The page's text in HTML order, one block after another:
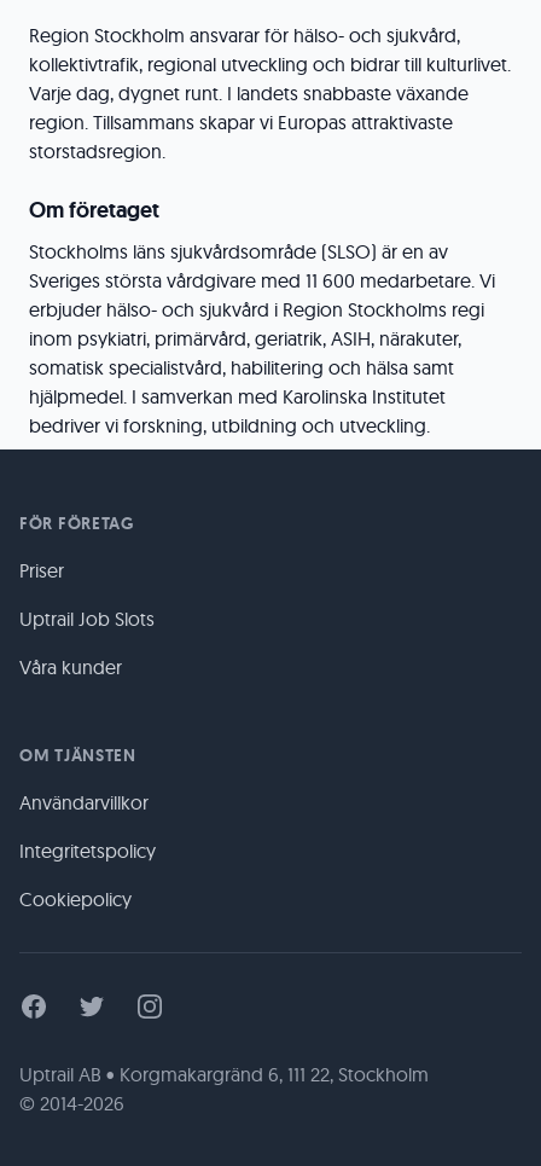
Region Stockholm ansvarar för hälso- och sjukvård,
kollektivtrafik, regional utveckling och bidrar till kulturlivet.
Varje dag, dygnet runt. I landets snabbaste växande
region. Tillsammans skapar vi Europas attraktivaste
storstadsregion.
Om företaget
Stockholms läns sjukvårdsområde (SLSO) är en av
Sveriges största vårdgivare med 11 600 medarbetare. Vi
erbjuder hälso- och sjukvård i Region Stockholms regi
inom psykiatri, primärvård, geriatrik, ASIH, närakuter,
somatisk specialistvård, habilitering och hälsa samt
hjälpmedel. I samverkan med Karolinska Institutet
bedriver vi forskning, utbildning och utveckling.
FÖR FÖRETAG
Priser
Uptrail Job Slots
Våra kunder
OM TJÄNSTEN
Användarvillkor
Integritetspolicy
Cookiepolicy
FacebookTwitter Instagram
Uptrail AB • Korgmakargränd 6, 111 22, Stockholm
© 2014-2026